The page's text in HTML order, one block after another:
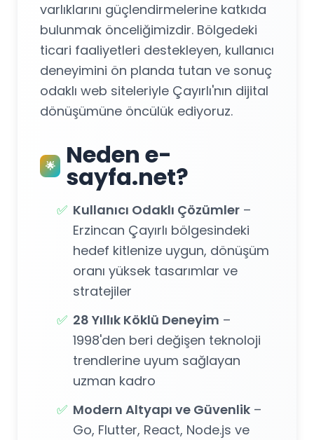
varlıklarını güçlendirmelerine katkıda
bulunmak önceliğimizdir. Bölgedeki
ticari faaliyetleri destekleyen, kullanıcı
deneyimini ön planda tutan ve sonuç
odaklı web siteleriyle Çayırlı'nın dijital
dönüşümüne öncülük ediyoruz.
🌟 Neden e-
sayfa.net?
✅ Kullanıcı Odaklı Çözümler –
Erzincan Çayırlı bölgesindeki
hedef kitlenize uygun, dönüşüm
oranı yüksek tasarımlar ve
stratejiler
✅ 28 Yıllık Köklü Deneyim –
1998'den beri değişen teknoloji
trendlerine uyum sağlayan
uzman kadro
✅ Modern Altyapı ve Güvenlik –
Go, Flutter, React, Node.js ve